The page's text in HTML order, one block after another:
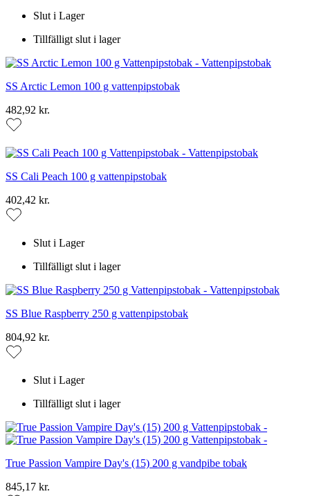
Slut i Lager
Tillfälligt slut i lager
SS Arctic Lemon 100 g vattenpipstobak
482,92 kr.
SS Cali Peach 100 g vattenpipstobak
402,42 kr.
Slut i Lager
Tillfälligt slut i lager
SS Blue Raspberry 250 g vattenpipstobak
804,92 kr.
Slut i Lager
Tillfälligt slut i lager
True Passion Vampire Day's (15) 200 g vandpibe tobak
845,17 kr.